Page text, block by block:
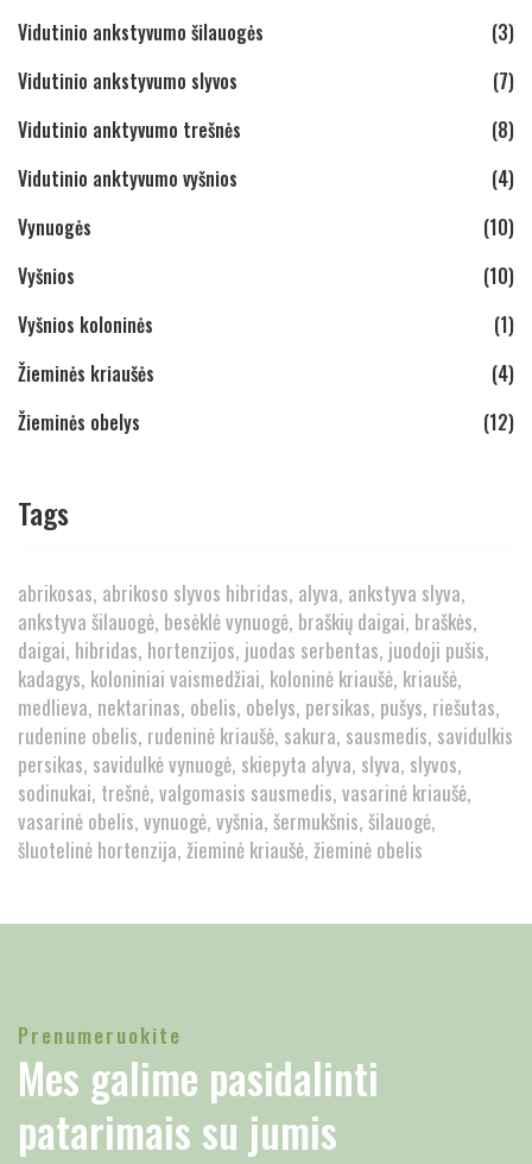
Vidutinio ankstyvumo šilauogės
(3)
Vidutinio ankstyvumo slyvos
(7)
Vidutinio anktyvumo trešnės
(8)
Vidutinio anktyvumo vyšnios
(4)
Vynuogės
(10)
Vyšnios
(10)
Vyšnios koloninės
(1)
Žieminės kriaušės
(4)
Žieminės obelys
(12)
Tags
abrikosas abrikoso slyvos hibridas alyva ankstyva slyva
ankstyva šilauogė besėklė vynuogė braškių daigai braškės
daigai hibridas hortenzijos juodas serbentas juodoji pušis
kadagys koloniniai vaismedžiai koloninė kriaušė kriaušė
medlieva nektarinas obelis obelys persikas pušys riešutas
rudenine obelis rudeninė kriaušė sakura sausmedis savidulkis
persikas savidulkė vynuogė skiepyta alyva slyva slyvos
sodinukai trešnė valgomasis sausmedis vasarinė kriaušė
vasarinė obelis vynuogė vyšnia šermukšnis šilauogė
šluotelinė hortenzija žieminė kriaušė žieminė obelis
Prenumeruokite
Mes galime pasidalinti
patarimais su jumis